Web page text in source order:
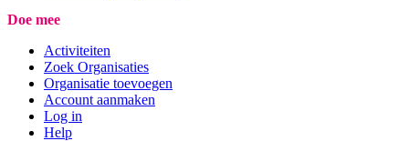
Doe mee
Activiteiten
Zoek Organisaties
Organisatie toevoegen
Account aanmaken
Log in
Help